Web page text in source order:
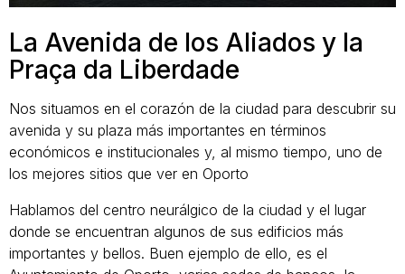
La Avenida de los Aliados y la
Praça da Liberdade
Nos situamos en el corazón de la ciudad para descubrir su
avenida y su plaza más importantes en términos
económicos e institucionales y, al mismo tiempo, uno de
los mejores sitios que ver en Oporto
Hablamos del centro neurálgico de la ciudad y el lugar
donde se encuentran algunos de sus edificios más
importantes y bellos. Buen ejemplo de ello, es el